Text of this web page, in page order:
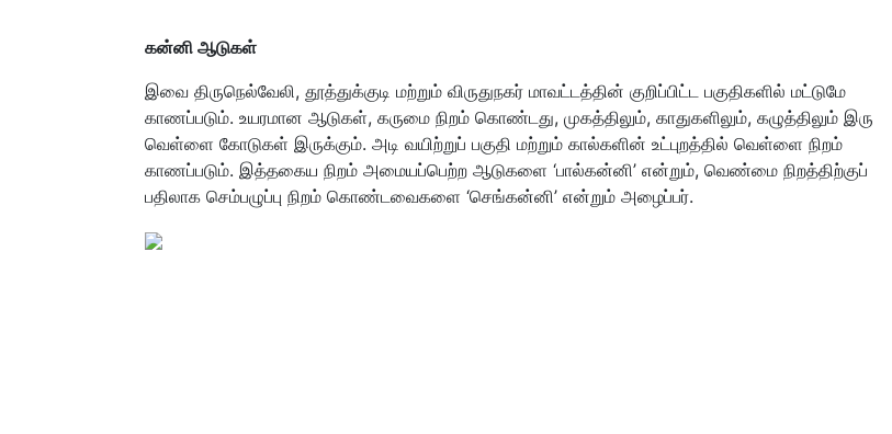
கன்னி ஆடுகள்
இவை திருநெல்வேலி, தூத்துக்குடி மற்றும் விருதுநகர் மாவட்டத்தின் குறிப்பிட்ட பகுதிகளில் மட்டுமே
காணப்படும். உயரமான ஆடுகள், கருமை நிறம் கொண்டது, முகத்திலும், காதுகளிலும், கழுத்திலும் இரு
வெள்ளை கோடுகள் இருக்கும். அடி வயிற்றுப் பகுதி மற்றும் கால்களின் உட்புறத்தில் வெள்ளை நிறம்
காணப்படும். இத்தகைய நிறம் அமையப்பெற்ற ஆடுகளை ‘பால்கன்னி’ என்றும், வெண்மை நிறத்திற்குப்
பதிலாக செம்பழுப்பு நிறம் கொண்டவைகளை ‘செங்கன்னி’ என்றும் அழைப்பர்.